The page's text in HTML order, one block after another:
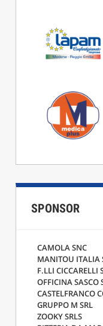
SPONSOR
CAMOLA SNC
MANITOU ITALIA
F.LLI CICCARELLI
OFFICINA SASCO
CASTELFRANCO
GRUPPO M SRL
ZOOKY SRLS